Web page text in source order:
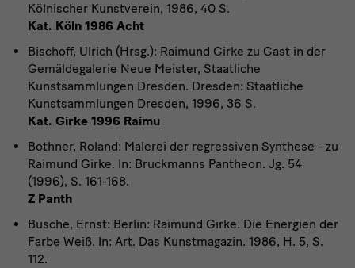
Kölnischer Kunstverein, 1986, 40 S.
Kat. Köln 1986 Acht
Bischoff, Ulrich (Hrsg.): Raimund Girke zu Gast in der
Gemäldegalerie Neue Meister, Staatliche
Kunstsammlungen Dresden. Dresden: Staatliche
Kunstsammlungen Dresden, 1996, 36 S.
Kat. Girke 1996 Raimu
Bothner, Roland: Malerei der regressiven Synthese - zu
Raimund Girke. In: Bruckmanns Pantheon. Jg. 54
(1996), S. 161-168.
Z Panth
Busche, Ernst: Berlin: Raimund Girke. Die Energien der
Farbe Weiß. In: Art. Das Kunstmagazin. 1986, H. 5, S.
112.